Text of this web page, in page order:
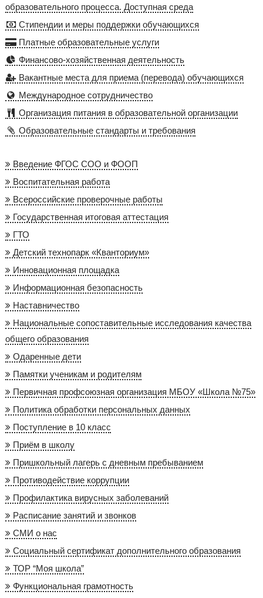
образовательного процесса. Доступная среда
Стипендии и меры поддержки обучающихся
Платные образовательные услуги
Финансово-хозяйственная деятельность
Вакантные места для приема (перевода) обучающихся
Международное сотрудничество
Организация питания в образовательной организации
Образовательные стандарты и требования
Введение ФГОС СОО и ФООП
Воспитательная работа
Всероссийские проверочные работы
Государственная итоговая аттестация
ГТО
Детский технопарк «Кванториум»
Инновационная площадка
Информационная безопасность
Наставничество
Национальные сопоставительные исследования качества
общего образования
Одаренные дети
Памятки ученикам и родителям
Первичная профсоюзная организация МБОУ «Школа №75»
Политика обработки персональных данных
Поступление в 10 класс
Приём в школу
Пришкольный лагерь с дневным пребыванием
Противодействие коррупции
Профилактика вирусных заболеваний
Расписание занятий и звонков
СМИ о нас
Социальный сертификат дополнительного образования
ТОР “Моя школа”
Функциональная грамотность